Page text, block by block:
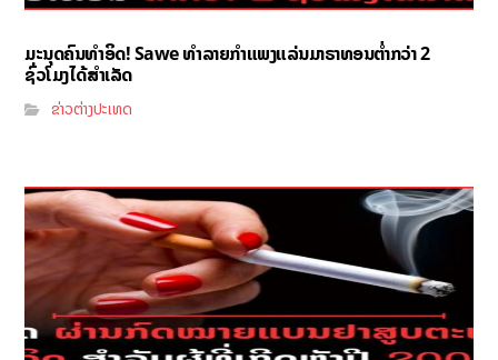
ມະນຸດຄົນທຳອິດ! Sawe ທຳລາຍກຳແພງແລ່ນມາຣາທອນຕ່ຳກວ່າ 2
ຊົ່ວໂມງໄດ້ສຳເລັດ
ຂ່າວຕ່າງປະເທດ